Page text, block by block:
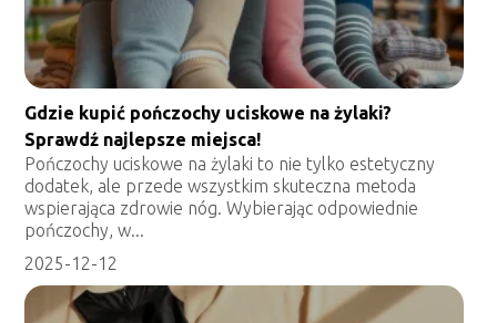
Gdzie kupić pończochy uciskowe na żylaki?
Sprawdź najlepsze miejsca!
Pończochy uciskowe na żylaki to nie tylko estetyczny
dodatek, ale przede wszystkim skuteczna metoda
wspierająca zdrowie nóg. Wybierając odpowiednie
pończochy, w...
2025-12-12